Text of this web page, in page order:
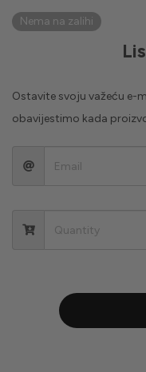
Nema na zalihi
Ostavite svoju važeću e-
obavijestimo kada